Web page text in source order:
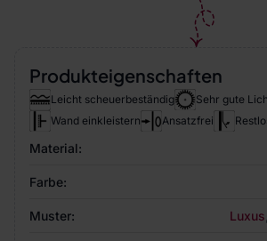
Produkteigenschaften
Leicht scheuerbeständig
Sehr gute
Wand einkleistern
Ansatzfrei
Material:
Farbe:
Muster: Luxus